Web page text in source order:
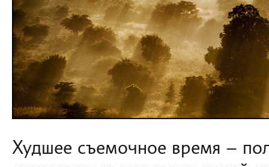
Худшее съемочное время –